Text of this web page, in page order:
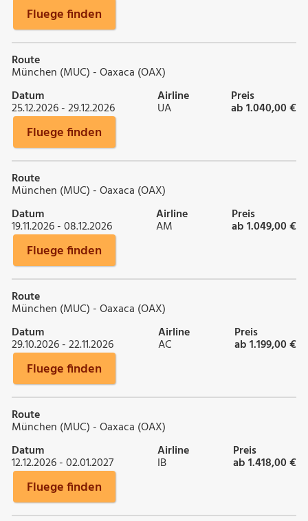
Fluege finden
Route
München (MUC) - Oaxaca (OAX)
Datum
25.12.2026 - 29.12.2026
Airline
UA
Preis
ab 1.040,00 €
Fluege finden
Route
München (MUC) - Oaxaca (OAX)
Datum
19.11.2026 - 08.12.2026
Airline
AM
Preis
ab 1.049,00 €
Fluege finden
Route
München (MUC) - Oaxaca (OAX)
Datum
29.10.2026 - 22.11.2026
Airline
AC
Preis
ab 1.199,00 €
Fluege finden
Route
München (MUC) - Oaxaca (OAX)
Datum
12.12.2026 - 02.01.2027
Airline
IB
Preis
ab 1.418,00 €
Fluege finden